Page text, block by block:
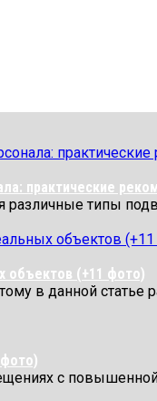
практические
типы
объектов (+11 фото)
в данной статье
с